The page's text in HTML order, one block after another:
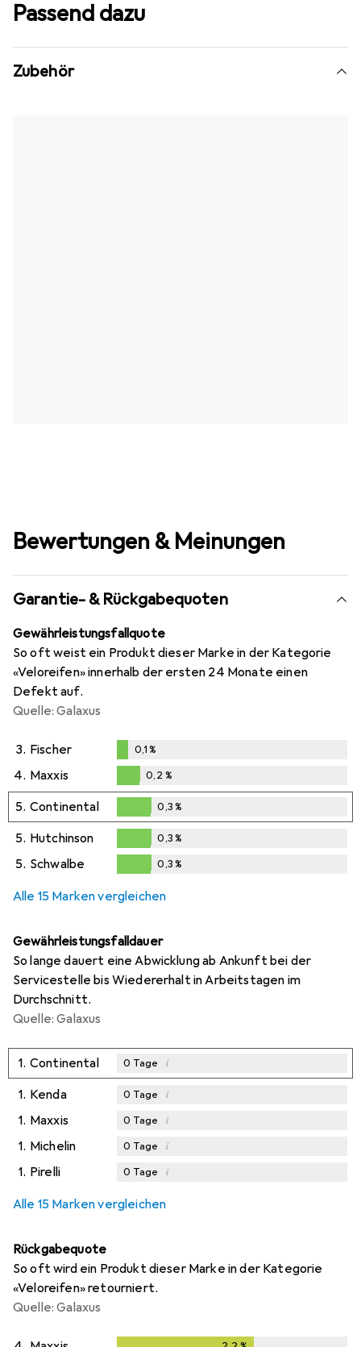
Passend dazu
Zubehör
Bewertungen & Meinungen
Garantie- & Rückgabequoten
Gewährleistungsfallquote
So oft weist ein Produkt dieser Marke in der Kategorie
«Veloreifen» innerhalb der ersten 24 Monate einen
Defekt auf.
Quelle: Galaxus
3. Fischer
%
0,1%
4. Maxxis
0,2%
0,2 %
5. Continental
0,3%
0,3%
5. Hutchinson
0,3%
0,3%
5. Schwalbe 0,3%
Alle 15 Marken vergleichen
Gewährleistungsfalldauer
So lange dauert eine Abwicklung ab Ankunft bei der
Servicestelle bis Wiedererhalt in Arbeitstagen im
Durchschnitt.
Quelle: Galaxus
1. Continental 0 Tage i
1. Kenda 0 Tage i
1. Maxxis 0 Tage i
1. Michelin 0 Tage i
1. Pirelli 0 Tage i
Alle 15 Marken vergleichen
Rückgabequote
So oft wird ein Produkt dieser Marke in der Kategorie
«Veloreifen» retourniert.
Quelle: Galaxus